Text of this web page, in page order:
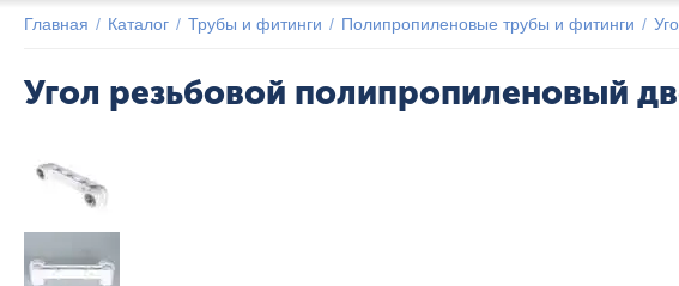
Главная / Каталог / Трубы и фитинги / Полипропиленовые трубы и фитинги /
Угол резьбовой полипропиленовый
Популярный